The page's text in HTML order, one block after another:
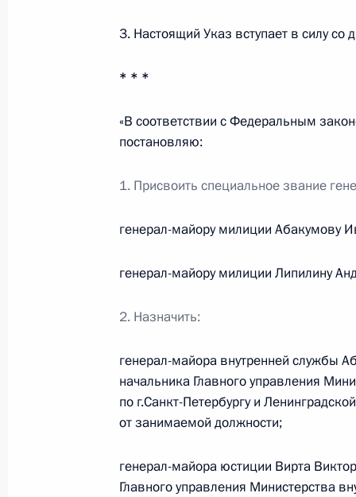
14 декабря 2011 года, 13:00
5 октября 2011 года, 18:50
24 мая 2011 года, 12:00
Кузнецовым
5 мая 2011 года, 17:00
Президент подписал указы о
13 апреля 2011 года, 16:10
3. Настоящий Указ вступает в силу со
* * *
«В соответствии с Федеральным
постановляю:
1. Присвоить специальное звание
генерал-майору милиции Абакумову
генерал-майору милиции Липилину
2. Назначить:
генерал-майора внутренней службы
начальника Главного управления
по г.Санкт-Петербургу и
от занимаемой должности;
генерал-майора юстиции Вирта
Главного управления Министерства